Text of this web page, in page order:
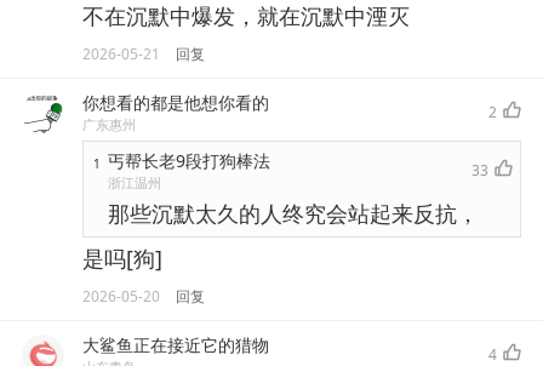
不在沉默中爆发，就在沉默中湮灭
2026-05-21 回复
你想看的都是他想你看的
广东惠州
2
1 丐帮长老9段打狗棒法
浙江温州
33
那些沉默太久的人终究会站起来反抗，
是吗[狗]
2026-05-20 回复
大鲨鱼正在接近它的猎物 4